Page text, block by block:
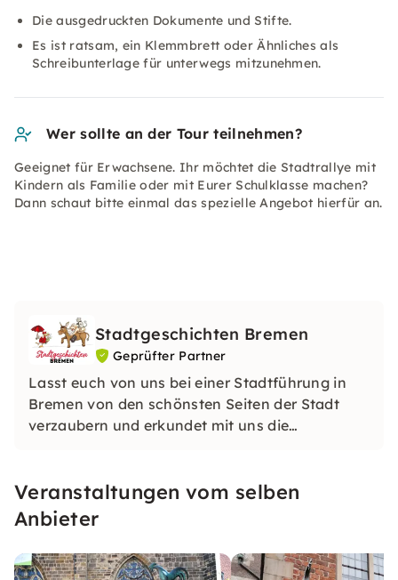
Die ausgedruckten Dokumente und Stifte.
Es ist ratsam, ein Klemmbrett oder Ähnliches als
Schreibunterlage für unterwegs mitzunehmen.
Wer sollte an der Tour teilnehmen?
Geeignet für Erwachsene. Ihr möchtet die Stadtrallye mit
Kindern als Familie oder mit Eurer Schulklasse machen?
Dann schaut bitte einmal das spezielle Angebot hierfür an.
Stadtgeschichten Bremen
Geprüfter Partner
Lasst euch von uns bei einer Stadtführung in
Bremen von den schönsten Seiten der Stadt
verzaubern und erkundet mit uns die
Veranstaltungen vom selben
Anbieter